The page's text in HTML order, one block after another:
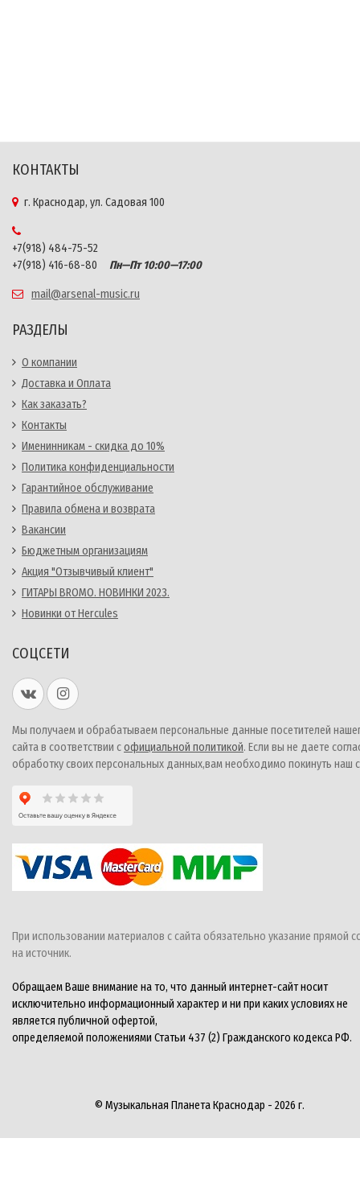
КОНТАКТЫ
г. Краснодар, ул. Садовая 100
+7(918) 484-75-52
+7(918) 416-68-80
Пн—Пт 10:00—17:00
mail@arsenal-music.ru
РАЗДЕЛЫ
О компании
Доставка и Оплата
Как заказать?
Контакты
Именинникам - скидка до 10%
Политика конфиденциальности
Гарантийное обслуживание
Правила обмена и возврата
Вакансии
Бюджетным организациям
Акция "Отзывчивый клиент"
ГИТАРЫ BROMO. НОВИНКИ 2023.
Новинки от Hercules
СОЦСЕТИ
Мы получаем и обрабатываем персональные данные посетителей
сайта в соответствии софициальной политикой. Если вы не даете
обработку своих персональных данных,вам необходимо покинуть наш
При использовании материалов с сайта обязательно указание прямой
на источник.
Обращаем Ваше внимание на то, что данный интернет-сайт носит
исключительно информационный характер и ни при каких условиях не
является публичной офертой,
определяемой положениями Статьи 437 (2) Гражданского кодекса РФ.
© Музыкальная Планета Краснодар - 2026 г.